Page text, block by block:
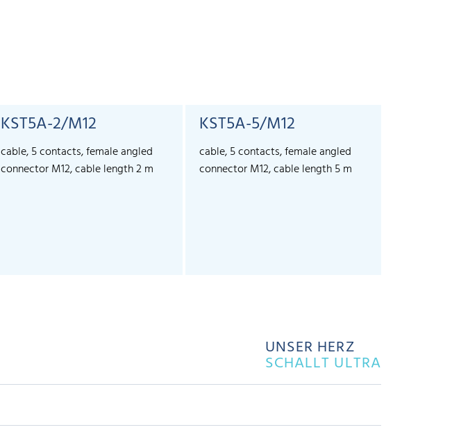
KST5A-2/M12
cable, 5 contacts, female angled
connector M12, cable length 2 m
KST5A-5/M12
cable, 5 contacts, female angled
connector M12, cable length 5 m
UNSER HERZ
SCHALLT ULTRA